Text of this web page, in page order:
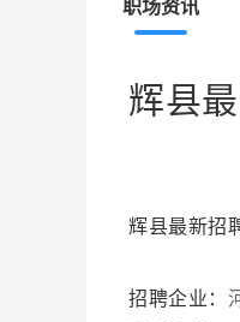
职场资讯
辉县
辉县最新招
招聘企业：